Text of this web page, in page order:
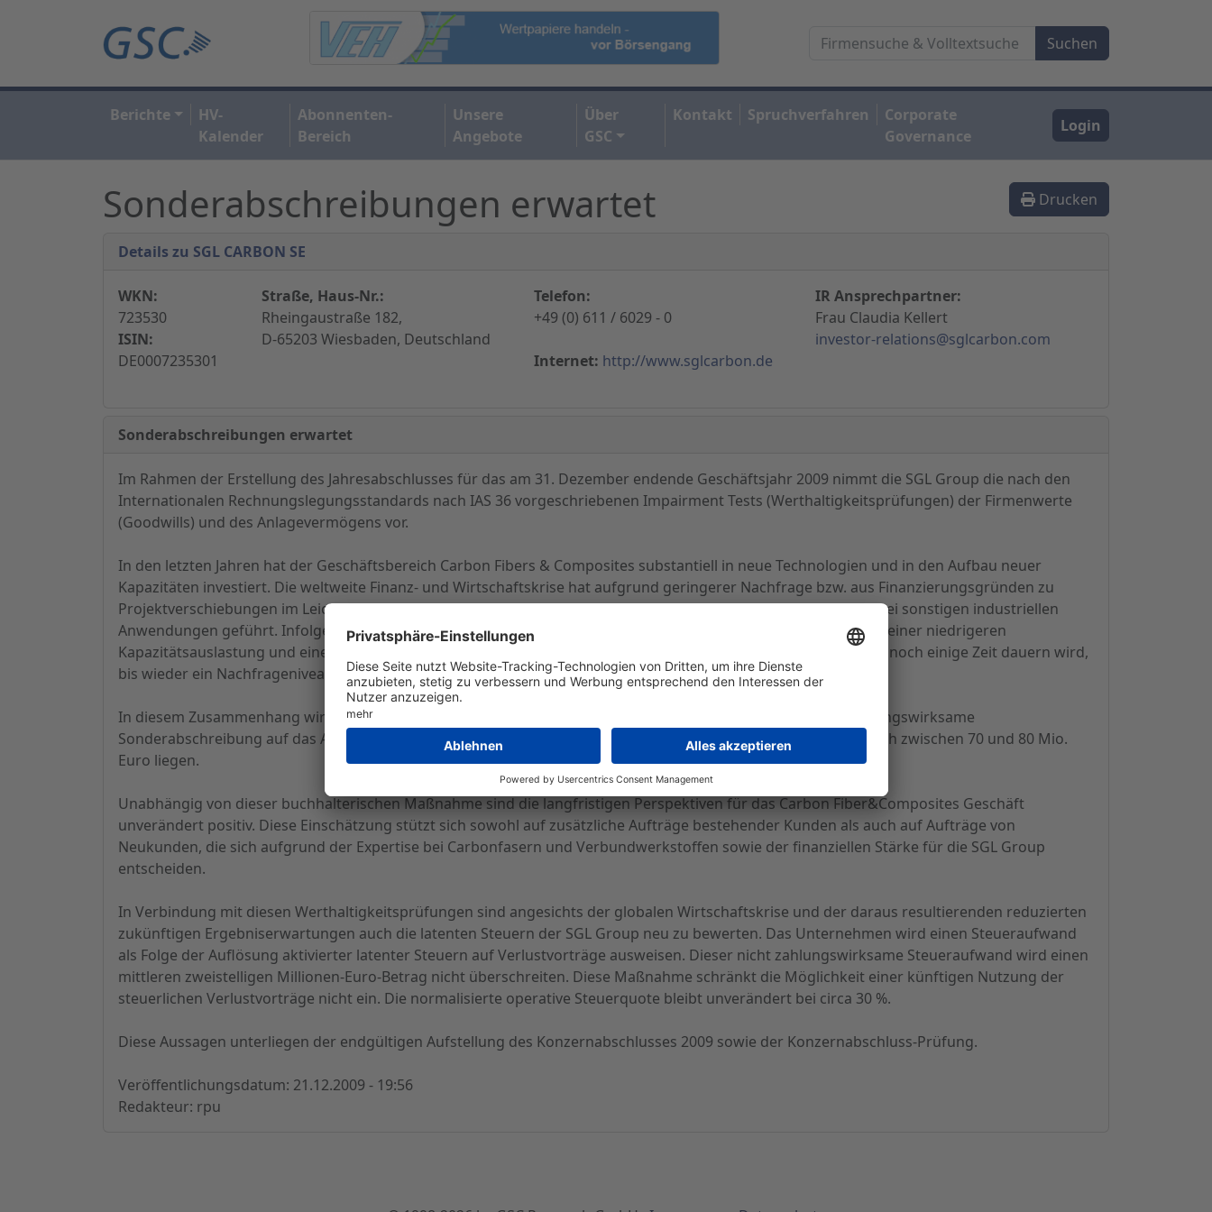
Berichte
HV-
Kalender
Abonnenten-
Bereich
Unsere
Angebote
Über
GSC
Kontakt Spruchverfahren
Corporate
Governance
Login
Drucken
Sonderabschreibungen erwartet
Details zu SGL CARBON SE
WKN:
723530
ISIN:
DE0007235301
Straße, Haus-Nr.:
Rheingaustraße 182,
D-65203 Wiesbaden, Deutschland
Telefon:
+49 (0) 611 / 6029 - 0
Internet: http://www.sglcarbon.de
IR Ansprechpartner:
Frau Claudia Kellert
investor-relations@sglcarbon.com
Sonderabschreibungen erwartet
Im Rahmen der Erstellung des Jahresabschlusses für das am 31. Dezember endende Geschäftsjahr 2009 nimmt die SGL Group die nach den
Internationalen Rechnungslegungsstandards nach IAS 36 vorgeschriebenen Impairment Tests (Werthaltigkeitsprüfungen) der Firmenwerte
(Goodwills) und des Anlagevermögens vor.
In den letzten Jahren hat der Geschäftsbereich Carbon Fibers & Composites substantiell in neue Technologien und in den Aufbau neuer
Kapazitäten investiert. Die weltweite Finanz- und Wirtschaftskrise hat aufgrund geringerer Nachfrage bzw. aus Finanzierungsgründen zu
Projektverschiebungen im Leichtbau, bei alternativen Energien, in der Automobil- und Luftfahrtindustrie sowie bei sonstigen industriellen
Anwendungen geführt. Infolgedessen ist besonders der Geschäftsbereich Carbon Fibers&Composites (CFC) von einer niedrigeren
Kapazitätsauslastung und einem temporären Preisrückgang betroffen. Es ist derzeit davon auszugehen, dass es noch einige Zeit dauern wird,
bis wieder ein Nachfrageniveau wie vor der Krise erreicht wird.
In diesem Zusammenhang wird die SGL Group im Geschäftsbereich Carbon Fibers&Composites eine nicht zahlungswirksame
Sonderabschreibung auf das Anlagevermögen nach IFRS Regeln vornehmen. Dieser Aufwand wird voraussichtlich zwischen 70 und 80 Mio.
Euro liegen.
Unabhängig von dieser buchhalterischen Maßnahme sind die langfristigen Perspektiven für das Carbon Fiber&Composites Geschäft
unverändert positiv. Diese Einschätzung stützt sich sowohl auf zusätzliche Aufträge bestehender Kunden als auch auf Aufträge von
Neukunden, die sich aufgrund der Expertise bei Carbonfasern und Verbundwerkstoffen sowie der finanziellen Stärke für die SGL Group
entscheiden.
In Verbindung mit diesen Werthaltigkeitsprüfungen sind angesichts der globalen Wirtschaftskrise und der daraus resultierenden reduzierten
zukünftigen Ergebniserwartungen auch die latenten Steuern der SGL Group neu zu bewerten. Das Unternehmen wird einen Steueraufwand
als Folge der Auflösung aktivierter latenter Steuern auf Verlustvorträge ausweisen. Dieser nicht zahlungswirksame Steueraufwand wird einen
mittleren zweistelligen Millionen-Euro-Betrag nicht überschreiten. Diese Maßnahme schränkt die Möglichkeit einer künftigen Nutzung der
steuerlichen Verlustvorträge nicht ein. Die normalisierte operative Steuerquote bleibt unverändert bei circa 30 %.
Diese Aussagen unterliegen der endgültigen Aufstellung des Konzernabschlusses 2009 sowie der Konzernabschluss-Prüfung.
Veröffentlichungsdatum: 21.12.2009 - 19:56
Redakteur: rpu